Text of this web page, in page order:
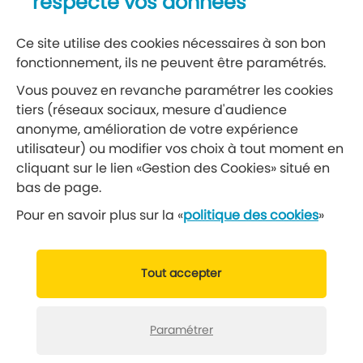
Vœu 3 Soutien au lanceur d'alerte Julian
d'emprisonnement(483 Ko, pdf)
France dans un conflit armé au Niger(718
Ko, pdf)
VOIR AUSSI
Délibérations du conseil municipal du 28 juin
2023
Délibérations du conseil municipal du 9 juin
Ce site utilise des cookies nécessaires à son bon
fonctionnement, ils ne peuvent être paramétrés.
Vous pouvez en revanche paramétrer les cookies
tiers (réseaux sociaux, mesure d'audience
anonyme, amélioration de votre expérience
utilisateur) ou modifier vos choix à tout moment en
cliquant sur le lien «Gestion des Cookies» situé en
bas de page.
Pour en savoir plus sur la «politique des cookies»
Tout accepter
Paramétrer